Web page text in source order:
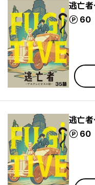
逃亡
60
ポイント
逃亡
60
ポイント